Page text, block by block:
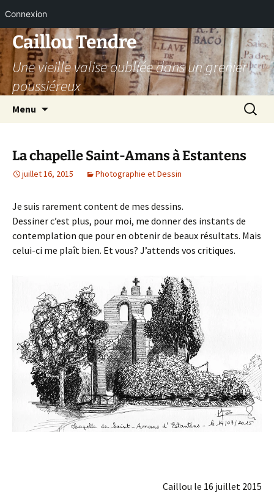
Connexion
Aller
au
contenu
Caillou Tendre
Une vieille valise oubliée dans un grenier
poussiéreux
Menu
La chapelle Saint-Amans à Estantens
juillet 16, 2015 Photographie et Dessin
Je suis rarement content de mes dessins.
Dessiner c’est plus, pour moi, me donner des instants de
contemplation que pour en obtenir de beaux résultats. Mais
celui-ci me plaît bien. Et vous? J’attends vos critiques.
Caillou le 16 juillet 2015